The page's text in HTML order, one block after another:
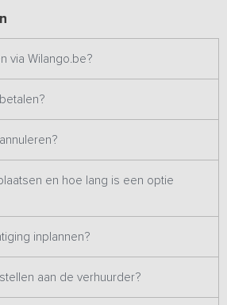
voorzien). Twee slaapkamers op de
om tegen betaling maximaal 4
twee slaapkamers met aangepast
(verlaagde wastafel, drempelloze
via Wilango.be?
en hoe lang is een optie
inplannen?
aan de verhuurder?